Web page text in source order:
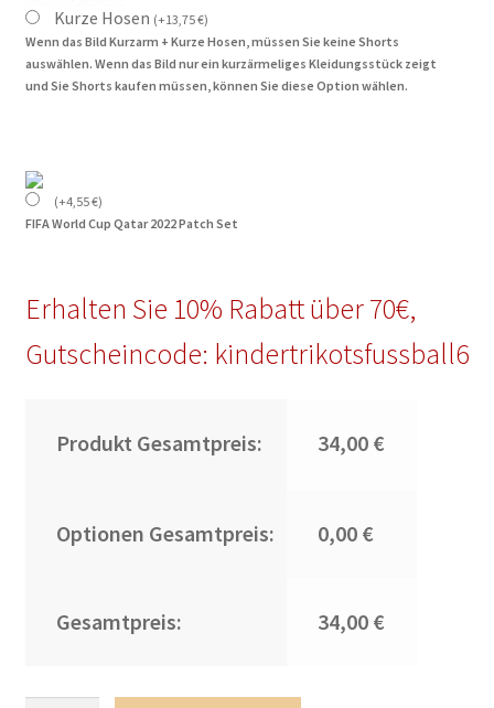
Kurze Hosen (+13,75€)
Wenn das Bild Kurzarm + Kurze Hosen, müssen Sie keine Shorts
auswählen. Wenn das Bild nur ein kurzärmeliges Kleidungsstück zeigt
und Sie Shorts kaufen müssen, können Sie diese Option wählen.
(+4,55€)
FIFA World Cup Qatar 2022 Patch Set
Erhalten Sie 10% Rabatt über 70€,
Gutscheincode: kindertrikotsfussball6
Produkt Gesamtpreis: 34,00 €
Optionen Gesamtpreis: 0,00 €
Gesamtpreis: 34,00 €